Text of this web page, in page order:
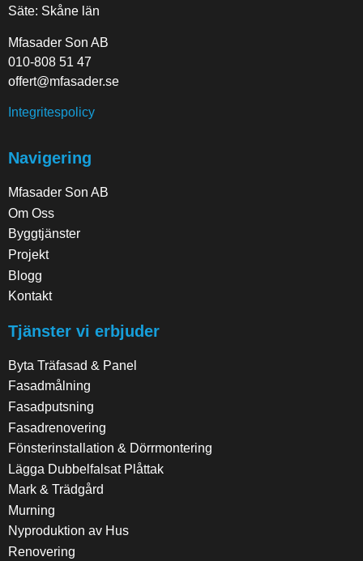
Säte: Skåne län
Mfasader Son AB
010-808 51 47
offert@mfasader.se
Integritespolicy
Navigering
Mfasader Son AB
Om Oss
Byggtjänster
Projekt
Blogg
Kontakt
Tjänster vi erbjuder
Byta Träfasad & Panel
Fasadmålning
Fasadputsning
Fasadrenovering
Fönsterinstallation & Dörrmontering
Lägga Dubbelfalsat Plåttak
Mark & Trädgård
Murning
Nyproduktion av Hus
Renovering